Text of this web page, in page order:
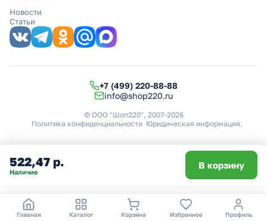
522,47 р.
Наличие
В корзину
Новости
Статьи
+7 (499) 220-88-88
info@shop220.ru
© ООО "Шоп220", 2007-2026
Политика конфиденциальности Юридическая информация.
Главная Каталог Корзина Избранное Профиль